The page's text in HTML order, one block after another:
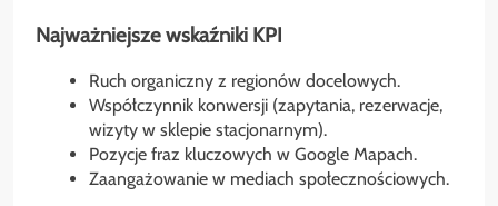
Najważniejsze wskaźniki KPI
Ruch organiczny z regionów docelowych.
Współczynnik konwersji (zapytania, rezerwacje,
wizyty w sklepie stacjonarnym).
Pozycje fraz kluczowych w Google Mapach.
Zaangażowanie w mediach społecznościowych.